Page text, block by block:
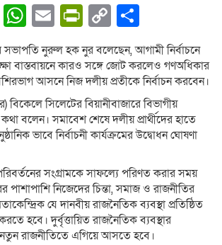
Messenger
WhatsApp
EmailPrintFriendly
Copy
Link
নুরুল হক নুর বলেছেন, আগামী নির্বাচনে
বাস্তবায়নে কারও সঙ্গে জোট করলেও গণঅধিকার
আসনে নিজ দলীয় প্রতীকে নির্বাচন করবেন।
বিকেলে সিলেটের বিয়ানীবাজারে বিভাগীয়
বলেন। সমাবেশ শেষে দলীয় প্রার্থীদের হাতে
ভাবে নির্বাচনী কার্যক্রমের উদ্বোধন ঘোষণা
সংগ্রামকে সাফল্যে পরিণত করার সময়
পাশাপাশি নিজেদের চিন্তা, সমাজ ও রাজনীতির
যে দানবীয় রাজনৈতিক ব্যবস্থা প্রতিষ্ঠিত
হবে। দুর্বৃত্তায়িত রাজনৈতিক ব্যবস্থার
রাজনীতিতে এগিয়ে আসতে হবে।